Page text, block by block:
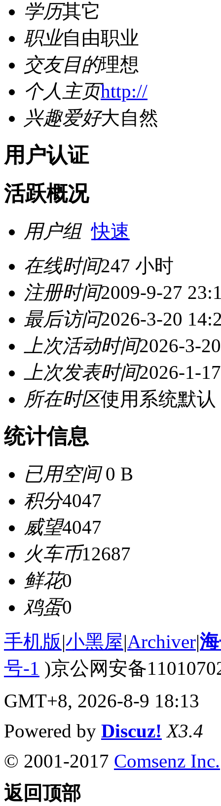
学历其它
职业自由职业
交友目的理想
个人主页http://
兴趣爱好大自然
用户认证
活跃概况
用户组快速
在线时间247 小时
注册时间2009-9-27
最后访问2026-3-20
上次活动时间2026-3-
上次发表时间2026-1-
所在时区使用系统默认
统计信息
已用空间0 B
积分4047
威望4047
火车币12687
鲜花0
鸡蛋0
手机版|小黑屋|Archiver|
号-1 )京公网安备
GMT+8, 2026-8-9 18:13
Powered by Discuz! X3.4
© 2001-2017 Comsenz Inc.
返回顶部